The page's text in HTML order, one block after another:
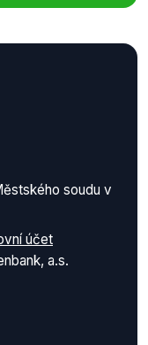
soudu v
účet
a.s.